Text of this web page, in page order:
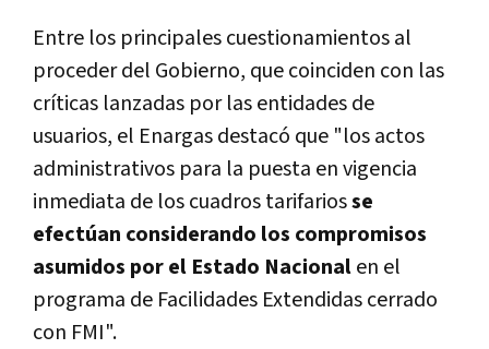
Entre los principales cuestionamientos al
proceder del Gobierno, que coinciden con las
críticas lanzadas por las entidades de
usuarios, el Enargas destacó que "los actos
administrativos para la puesta en vigencia
inmediata de los cuadros tarifariosse
efectúan considerando los compromisos
asumidos por el Estado Nacionalen el
programa de Facilidades Extendidas cerrado
con FMI".